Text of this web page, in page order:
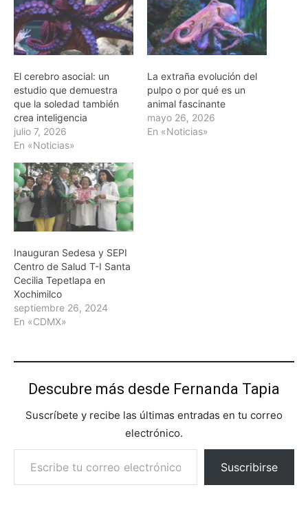
El cerebro asocial: un
estudio que demuestra
que la soledad también
crea inteligencia
julio 7, 2026
En «Noticias»
La extraña evolución del
pulpo o por qué es un
animal fascinante
mayo 26, 2026
En «Noticias»
Inauguran Sedesa y SEPI
Centro de Salud T-I Santa
Cecilia Tepetlapa en
Xochimilco
septiembre 26, 2024
En «CDMX»
Descubre más desde Fernanda Tapia
Suscríbete y recibe las últimas entradas en tu correo
electrónico.
Escribe tu correo electrónico…
Suscribirse